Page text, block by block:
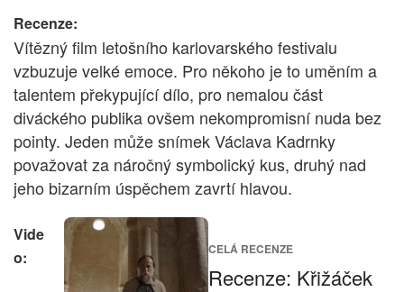
Recenze:
Vítězný film letošního karlovarského festivalu
vzbuzuje velké emoce. Pro někoho je to uměním a
talentem překypující dílo, pro nemalou část
diváckého publika ovšem nekompromisní nuda bez
pointy. Jeden může snímek Václava Kadrnky
považovat za náročný symbolický kus, druhý nad
jeho bizarním úspěchem zavrtí hlavou.
CELÁ RECENZE
Recenze: Křižáček
Vide
o: